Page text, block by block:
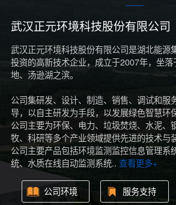
武汉正元环境科技股份有限公司
武汉正元环境科技股份有限公司是湖北能源
投资的高新技术企业，成立于2007年，坐
地、汤逊湖之滨。
公司集研发、设计、制造、销售、调试和服
导，以自主研发为手段，以发展绿色智慧环
公司主要为环保、电力、垃圾焚烧、水泥、
牧、科研等多个产业领域提供先进的技术与
公司主要产品包括环境监测监控信息管理系
统、水质在线自动监测系统.. 查看更多+
公司环境 服务支持